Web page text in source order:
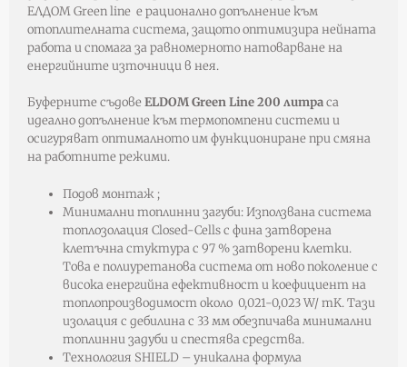
ЕЛДОМ Green line е рационално допълнение към
отоплителната система, защото оптимизира нейната
работа и спомага за равномерното натоварване на
енергийните източници в нея.
Буферните съдовеELDOM Green Line 200 литраса
идеално допълнение към термопомпени системи и
осигуряват оптималното им функциониране при смяна
на работните режими.
Подов монтаж ;
Минимални топлинни загуби: Използвана система
топлозолация Closed-Cells с фина затворена
клетъчна стуктура с 97 % затворени клетки.
Това е полиуретанова система от ново поколение с
висока енергийна ефективност и коефициент на
топлопроизводимост около 0,021-0,023 W/ mK. Тази
изолация с дебилина с 33 мм обезпичава минимални
топлинни задуби и спестява средства.
Тeхнология SHIELD – уникална формула